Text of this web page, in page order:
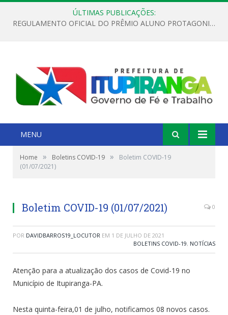
ÚLTIMAS PUBLICAÇÕES:
REGULAMENTO OFICIAL DO PRÊMIO ALUNO PROTAGONISTA – EDIÇÃO 2026
MENU
Home » Boletins COVID-19 »
Boletim COVID-19
(01/07/2021)
Boletim COVID-19 (01/07/2021) 0
POR DAVIDBARROS19_LOCUTOR EM 1 DE JULHO DE 2021
BOLETINS COVID-19, NOTÍCIAS
Atenção para a atualização dos casos de Covid-19 no
Município de Itupiranga-PA.
Nesta quinta-feira,01 de julho, notificamos 08 novos casos.